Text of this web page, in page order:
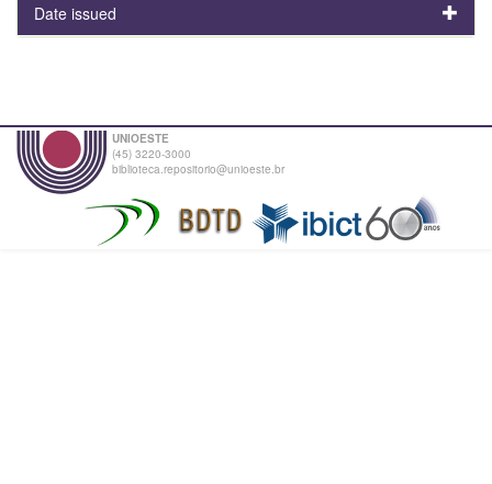
Date issued
UNIOESTE
(45) 3220-3000
biblioteca.repositorio@unioeste.br